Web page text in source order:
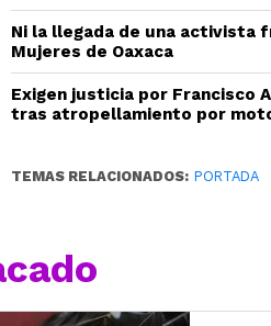
Ni la llegada de una activista
Mujeres de Oaxaca
Exigen justicia por Francisco
tras atropellamiento por
TEMAS RELACIONADOS: PORTADA